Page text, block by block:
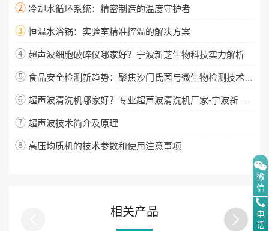
② 冷却水循环系统：精密制造的温度守护者
③ 恒温水浴锅：实验室精准控温的解决方案
④ 超声波细胞破碎仪哪家好？宁波新芝生物科技实力解析
⑤ 食品安全检测新趋势：聚焦沙门氏菌与微生物检测技术升级
⑥ 超声波清洗机哪家好？专业超声波清洗机厂家-宁波新芝生物
⑦ 超声波技术简介及原理
⑧ 高压均质机的技术参数和使用注意事项
相关产品
微
信
电
话